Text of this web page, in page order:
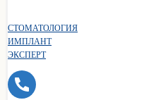
СТОМАТОЛОГИЯ
ИМПЛАНТ
ЭКСПЕРТ